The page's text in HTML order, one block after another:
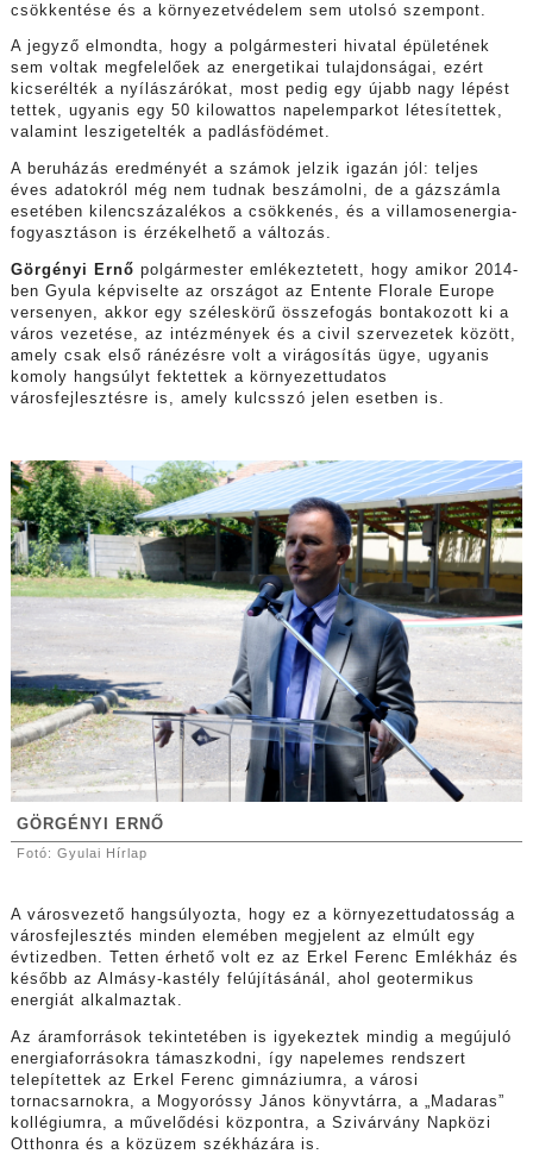
csökkentése és a környezetvédelem sem utolsó szempont.
A jegyző elmondta, hogy a polgármesteri hivatal épületének
sem voltak megfelelőek az energetikai tulajdonságai, ezért
kicserélték a nyílászárókat, most pedig egy újabb nagy lépést
tettek, ugyanis egy 50 kilowattos napelemparkot létesítettek,
valamint leszigetelték a padlásfödémet.
A beruházás eredményét a számok jelzik igazán jól: teljes
éves adatokról még nem tudnak beszámolni, de a gázszámla
esetében kilencszázalékos a csökkenés, és a villamosenergia-
fogyasztáson is érzékelhető a változás.
Görgényi Ernő polgármester emlékeztetett, hogy amikor 2014-
ben Gyula képviselte az országot az Entente Florale Europe
versenyen, akkor egy széleskörű összefogás bontakozott ki a
város vezetése, az intézmények és a civil szervezetek között,
amely csak első ránézésre volt a virágosítás ügye, ugyanis
komoly hangsúlyt fektettek a környezettudatos
városfejlesztésre is, amely kulcsszó jelen esetben is.
GÖRGÉNYI ERNŐ
Fotó: Gyulai Hírlap
A városvezető hangsúlyozta, hogy ez a környezettudatosság a
városfejlesztés minden elemében megjelent az elmúlt egy
évtizedben. Tetten érhető volt ez az Erkel Ferenc Emlékház és
később az Almásy-kastély felújításánál, ahol geotermikus
energiát alkalmaztak.
Az áramforrások tekintetében is igyekeztek mindig a megújuló
energiaforrásokra támaszkodni, így napelemes rendszert
telepítettek az Erkel Ferenc gimnáziumra, a városi
tornacsarnokra, a Mogyoróssy János könyvtárra, a „Madaras”
kollégiumra, a művelődési központra, a Szivárvány Napközi
Otthonra és a közüzem székházára is.